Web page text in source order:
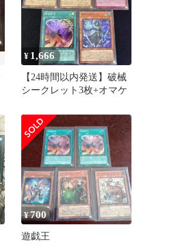
¥ 1,666
【24時間以内発送】破械
シークレット3枚+オマケ
¥700
遊戯王